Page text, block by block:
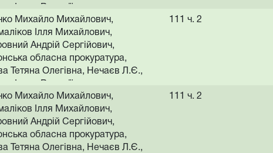
Михайло Михайлович,
Ілля Михайлович,
Андрій Сергійович,
обласна прокуратура,
Тетяна Олегівна, Нечаєв Л.Є.,
111 ч. 2
Михайло Михайлович,
Ілля Михайлович,
Андрій Сергійович,
обласна прокуратура,
Тетяна Олегівна, Нечаєв Л.Є.,
111 ч. 2